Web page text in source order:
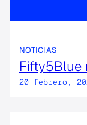
NOTICIAS
Fifty5Blue
20 febrero,
Search